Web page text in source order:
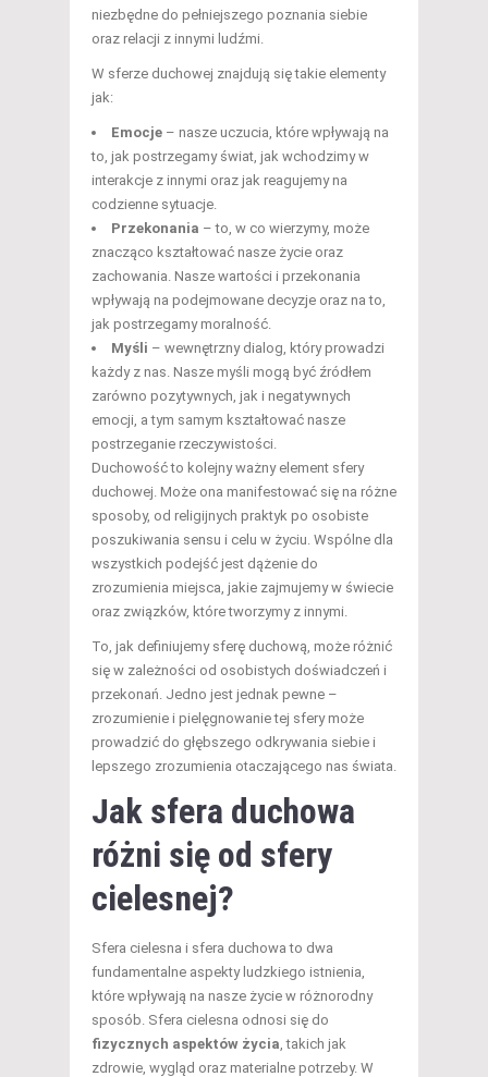
niezbędne do pełniejszego poznania siebie
oraz relacji z innymi ludźmi.
W sferze duchowej znajdują się takie elementy
jak:
Emocje – nasze uczucia, które wpływają na
to, jak postrzegamy świat, jak wchodzimy w
interakcje z innymi oraz jak reagujemy na
codzienne sytuacje.
Przekonania – to, w co wierzymy, może
znacząco kształtować nasze życie oraz
zachowania. Nasze wartości i przekonania
wpływają na podejmowane decyzje oraz na to,
jak postrzegamy moralność.
Myśli – wewnętrzny dialog, który prowadzi
każdy z nas. Nasze myśli mogą być źródłem
zarówno pozytywnych, jak i negatywnych
emocji, a tym samym kształtować nasze
postrzeganie rzeczywistości.
Duchowość to kolejny ważny element sfery
duchowej. Może ona manifestować się na różne
sposoby, od religijnych praktyk po osobiste
poszukiwania sensu i celu w życiu. Wspólne dla
wszystkich podejść jest dążenie do
zrozumienia miejsca, jakie zajmujemy w świecie
oraz związków, które tworzymy z innymi.
To, jak definiujemy sferę duchową, może różnić
się w zależności od osobistych doświadczeń i
przekonań. Jedno jest jednak pewne –
zrozumienie i pielęgnowanie tej sfery może
prowadzić do głębszego odkrywania siebie i
lepszego zrozumienia otaczającego nas świata.
Jak sfera duchowa
różni się od sfery
cielesnej?
Sfera cielesna i sfera duchowa to dwa
fundamentalne aspekty ludzkiego istnienia,
które wpływają na nasze życie w różnorodny
sposób. Sfera cielesna odnosi się do
fizycznych aspektów życia , takich jak
zdrowie, wygląd oraz materialne potrzeby. W